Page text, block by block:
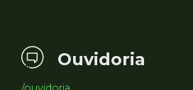
Ouvidoria